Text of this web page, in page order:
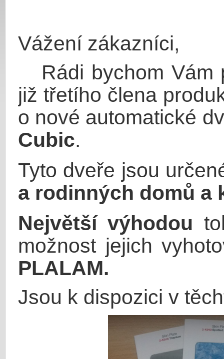
Vážení zákazníci,
Rádi bychom Vám
již třetího člena
o nové automatické
Cubic.
Tyto dveře jsou
a rodinných domů a
Největší výhodou
možnost jejich
PLALAM.
Jsou k dispozici v